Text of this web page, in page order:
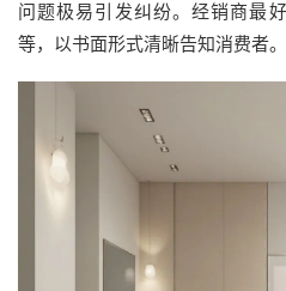
问题极易引发纠纷。经销商最
等，以书面形式清晰告知消费者。